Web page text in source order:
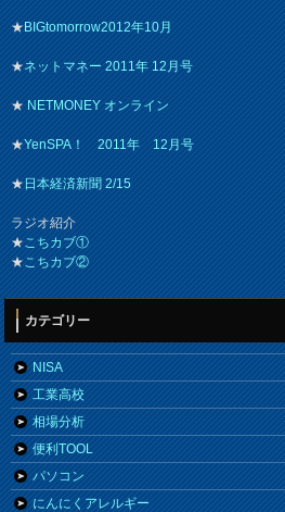
★BIGtomorrow2012年10月
★ネットマネー 2011年 12月号
★NETMONEY オンライン
★YenSPA！ 2011年 12月号
★日本経済新聞 2/15
ラジオ紹介
★こちカブ①
★こちカブ②
カテゴリー
NISA
工業高校
相場分析
便利TOOL
パソコン
にんにくアレルギー